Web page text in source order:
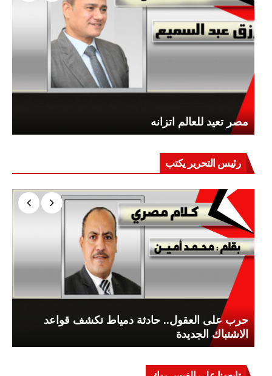
مصر تعيد للعالم اتزانه
رئيس التحرير يكتب
حرب على العقول.. حادثة دمياط تكشف قواعد
الاشتباك الجديدة